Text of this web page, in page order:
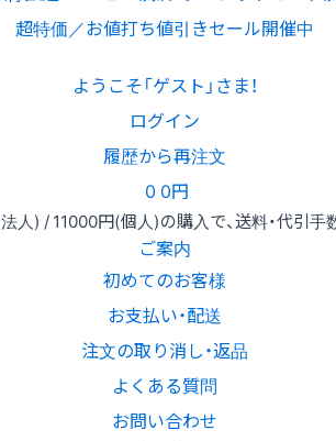
超特価／お値打ち値引きセール開催中
ようこそ「ゲスト」さま！
ログイン
履歴から再注文
0 0円
人) /11000円(個人)の購入で、送料・代引手
ご案内
初めてのお客様
お支払い・配送
注文の取り消し・返品
よくある質問
お問い合わせ